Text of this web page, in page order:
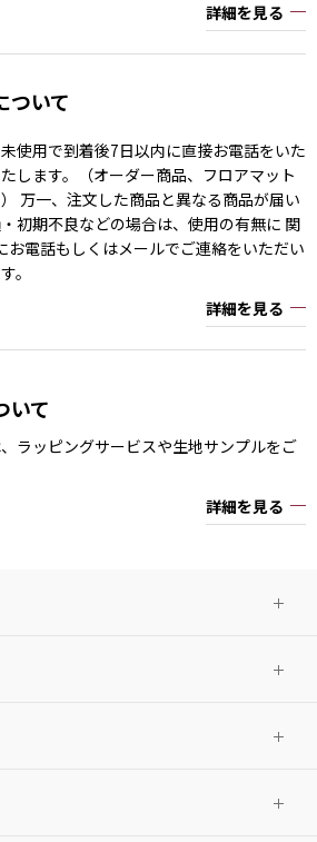
詳細を見る
ついて
使用で到着後7日以内に直接お電話をいた
します。（オーダー商品、フロアマット
万一、注文した商品と異なる商品が届い
初期不良などの場合は、使用の有無に 関
お電話もしくはメールでご連絡をいただい
。
詳細を見る
いて
ラッピングサービスや生地サンプルをご
詳細を見る